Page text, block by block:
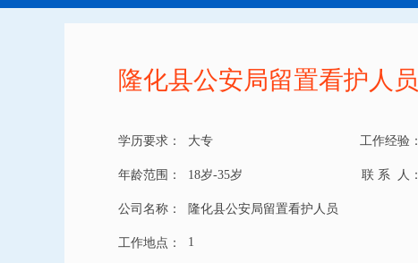
隆化县公安局留置看护人员
学历要求： 大专 工作经验：
年龄范围： 18岁-35岁 联 系 人：
公司名称： 隆化县公安局留置看护人员
工作地点： 1